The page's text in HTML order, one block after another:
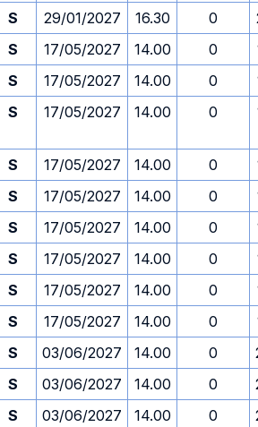
S 29/01/2027 16.30 0
S 17/05/2027 14.00 0
S 17/05/2027 14.00 0
S 17/05/2027 14.00 0
S 17/05/2027 14.00 0
S 17/05/2027 14.00 0
S 17/05/2027 14.00 0
S 17/05/2027 14.00 0
S 17/05/2027 14.00 0
S 17/05/2027 14.00 0
S 03/06/2027 14.00 0
S 03/06/2027 14.00 0
S 03/06/2027 14.00 0